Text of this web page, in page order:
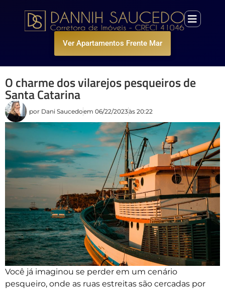
Ver Apartamentos Frente Mar
O charme dos vilarejos pesqueiros de
Santa Catarina
por Dani Saucedoem 06/22/2023às 20:22
Você já imaginou se perder em um cenário
pesqueiro, onde as ruas estreitas são cercadas por